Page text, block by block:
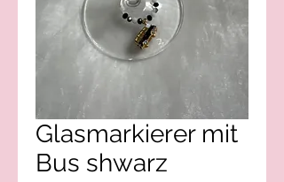
Glasmarkierer mit
Bus shwarz